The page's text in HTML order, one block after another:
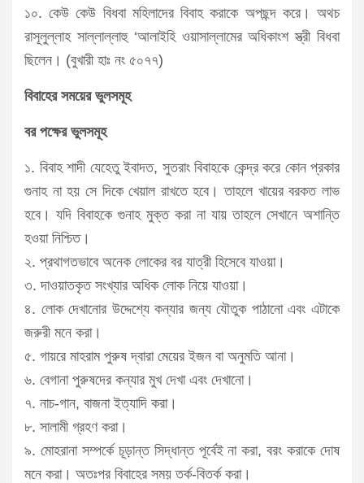
১০. কেউ কেউ বিধবা মহিলাদের বিবাহ করাকে অপছন্দ করে। অথচ
রাসূলুল্লাহ সাল্লাল্লাহু ‘আলাইহি ওয়াসাল্লামের অধিকাংশ স্ত্রী বিধবা
ছিলেন। (বুখারী হাঃ নং ৫০৭৭)
বিবাহের সময়ের ভুলসমূহ
বর পক্ষের ভুলসমূহ
১. বিবাহ শাদী যেহেতু ইবাদত, সুতরাং বিবাহকে কেন্দ্র করে কোন প্রকার
গুনাহ না হয় সে দিকে খেয়াল রাখতে হবে। তাহলে খায়ের বরকত লাভ
হবে। যদি বিবাহকে গুনাহ মুক্ত করা না যায় তাহলে সেখানে অশান্তি
হওয়া নিশ্চিত।
২. প্রথাগতভাবে অনেক লোকের বর যাত্রী হিসেবে যাওয়া।
৩. দাওয়াতকৃত সংখ্যার অধিক লোক নিয়ে যাওয়া।
৪. লোক দেখানোর উদ্দেশ্যে কন্যার জন্য যৌতুক পাঠানো এবং এটাকে
জরুরী মনে করা।
৫. গায়রে মাহরাম পুরুষ দ্বারা মেয়ের ইজন বা অনুমতি আনা।
৬. বেগানা পুরুষদের কন্যার মুখ দেখা এবং দেখানো।
৭. নাচ-গান, বাজনা ইত্যাদি করা।
৮. সালামী গ্রহণ করা।
৯. মোহরানা সম্পর্কে চূড়ান্ত সিদ্ধান্ত পূর্বেই না করা, বরং করাকে দোষ
মনে করা। অতঃপর বিবাহের সময় তর্ক-বিতর্ক করা।